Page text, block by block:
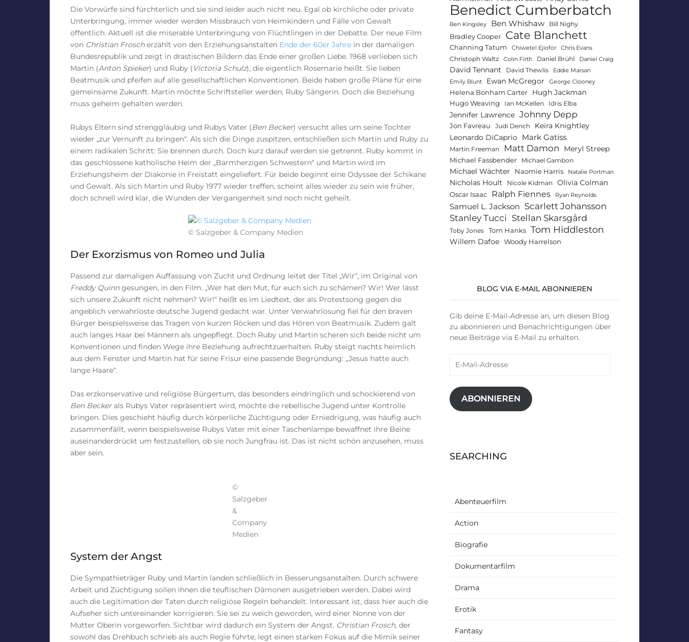
Die Vorwürfe sind fürchterlich und sie sind leider auch nicht neu. Egal ob kirchliche oder private
Unterbringung, immer wieder werden Missbrauch von Heimkindern und Fälle von Gewalt
öffentlich. Aktuell ist die miserable Unterbringung von Flüchtlingen in der Debatte. Der neue Film
von Christian Froscherzählt von den Erziehungsanstalten Ende der 60er Jahre in der damaligen
Bundesrepublik und zeigt in drastischen Bildern das Ende einer großen Liebe. 1968 verlieben sich
Martin (Anton Spieker) und Ruby (Victoria Schulz), die eigentlich Rosemarie heißt. Sie lieben
Beatmusik und pfeifen auf alle gesellschaftlichen Konventionen. Beide haben große Pläne für eine
gemeinsame Zukunft. Martin möchte Schriftsteller werden, Ruby Sängerin. Doch die Beziehung
muss geheim gehalten werden.
Rubys Eltern sind strenggläubig und Rubys Vater (Ben Becker) versucht alles um seine Tochter
wieder „zur Vernunft zu bringen“. Als sich die Dinge zuspitzen, entschließen sich Martin und Ruby zu
einem radikalen Schritt: Sie brennen durch. Doch kurz darauf werden sie getrennt. Ruby kommt in
das geschlossene katholische Heim der „Barmherzigen Schwestern“ und Martin wird im
Erziehungsheim der Diakonie in Freistatt eingeliefert. Für beide beginnt eine Odyssee der Schikane
und Gewalt. Als sich Martin und Ruby 1977 wieder treffen, scheint alles wieder zu sein wie früher,
doch schnell wird klar, die Wunden der Vergangenheit sind noch nicht geheilt.
© Salzgeber & Company Medien
Der Exorzismus von Romeo und Julia
Passend zur damaligen Auffassung von Zucht und Ordnung leitet der Titel „Wir“, im Original von
Freddy Quinngesungen, in den Film. „Wer hat den Mut, für euch sich zu schämen? Wir! Wer lässt
sich unsere Zukunft nicht nehmen? Wir!“ heißt es im Liedtext, der als Protestsong gegen die
angeblich verwahrloste deutsche Jugend gedacht war. Unter Verwahrlosung fiel für den braven
Bürger beispielsweise das Tragen von kurzen Röcken und das Hören von Beatmusik. Zudem galt
auch langes Haar bei Männern als ungepflegt. Doch Ruby und Martin scheren sich beide nicht um
Konventionen und finden Wege ihre Beziehung aufrechtzuerhalten. Ruby steigt nachts heimlich
aus dem Fenster und Martin hat für seine Frisur eine passende Begründung: „Jesus hatte auch
lange Haare“.
Das erzkonservative und religiöse Bürgertum, das besonders eindringlich und schockierend von
Ben Beckerals Rubys Vater repräsentiert wird, möchte die rebellische Jugend unter Kontrolle
bringen. Dies geschieht häufig durch körperliche Züchtigung oder Erniedrigung, was häufig auch
zusammenfällt, wenn beispielsweise Rubys Vater mit einer Taschenlampe bewaffnet ihre Beine
auseinanderdrückt um festzustellen, ob sie noch Jungfrau ist. Das ist nicht schön anzusehen, muss
aber sein.
©
Salzgeber
&
Company
Medien
System der Angst
Die Sympathieträger Ruby und Martin landen schließlich in Besserungsanstalten. Durch schwere
Arbeit und Züchtigung sollen ihnen die teuflischen Dämonen ausgetrieben werden. Dabei wird
auch die Legitimation der Taten durch religiöse Regeln behandelt. Interessant ist, dass hier auch die
Aufseher sich untereinander korrigieren. Sie sei zu weich geworden, wird einer Nonne von der
Mutter Oberin vorgeworfen. Sichtbar wird dadurch ein System der Angst. Christian Frosch, der
sowohl das Drehbuch schrieb als auch Regie führte, legt einen starken Fokus auf die Mimik seiner
Benedict Cumberbatch
Ben Kingsley Ben Whishaw Bill Nighy
Bradley Cooper Cate Blanchett
Channing Tatum Chiwetel Ejiofor Chris Evans
Christoph Waltz Colin Firth Daniel Brühl Daniel Craig
David Tennant David Thewlis
Eddie Marsan
Emily Blunt
Ewan McGregor George Clooney
Helena Bonham Carter Hugh Jackman
Hugo Weaving Ian McKellen Idris Elba
Jennifer Lawrence Johnny Depp
Jon Favreau Judi Dench
Keira Knightley
Leonardo DiCaprio
Mark Gatiss
Martin Freeman Matt Damon Meryl Streep
Michael Fassbender Michael Gambon
Michael Wächter Naomie Harris Natalie Portman
Nicholas Hoult Nicole Kidman Olivia Colman
Oscar Isaac Ralph Fiennes Ryan Reynolds
Samuel L. Jackson Scarlett Johansson
Stanley Tucci Stellan Skarsgård
Toby Jones Tom Hanks Tom Hiddleston
Willem Dafoe Woody Harrelson
BLOG VIA E-MAIL ABONNIEREN
Gib deine E-Mail-Adresse an, um diesen Blog
zu abonnieren und Benachrichtigungen über
neue Beiträge via E-Mail zu erhalten.
Mail-
ABONNIEREN
SEARCHING
Abenteuerfilm
Action
Biografie
Dokumentarfilm
Drama
Erotik
Fantasy